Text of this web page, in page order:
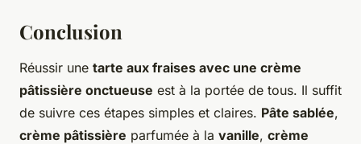
Conclusion
Réussir une tarte aux fraises avec une crème
pâtissière onctueuse est à la portée de tous. Il suffit
de suivre ces étapes simples et claires. Pâte sablée,
crème pâtissière parfumée à la vanille, crème